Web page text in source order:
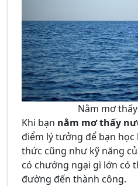
Nằm mơ
Khi bạn nằm mơ thấy
điểm lý tưởng để bạn học
thức cũng như kỹ năng
có chướng ngại gì lớn có
đường đến thành công.